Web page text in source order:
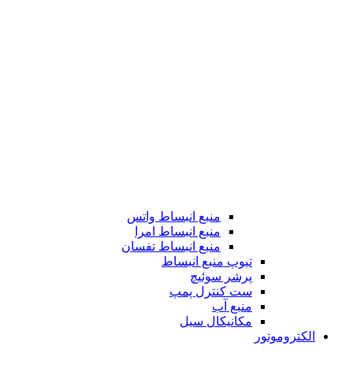
منبع انبساط واتس
منبع انبساط امرا
منبع انبساط تفسان
تیوپ منبع انبساط
پرشر سوئیچ
ست کنترل پمپ
منبع آب
مکانیکال سیل
الکتروموتور